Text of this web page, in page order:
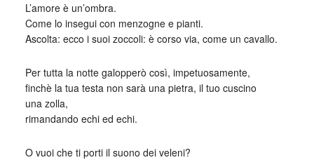
L’amore è un’ombra.
Come lo insegui con menzogne e pianti.
Ascolta: ecco i suoi zoccoli: è corso via, come un cavallo.
Per tutta la notte galopperò così, impetuosamente,
finchè la tua testa non sarà una pietra, il tuo cuscino
una zolla,
rimandando echi ed echi.
O vuoi che ti porti il suono dei veleni?